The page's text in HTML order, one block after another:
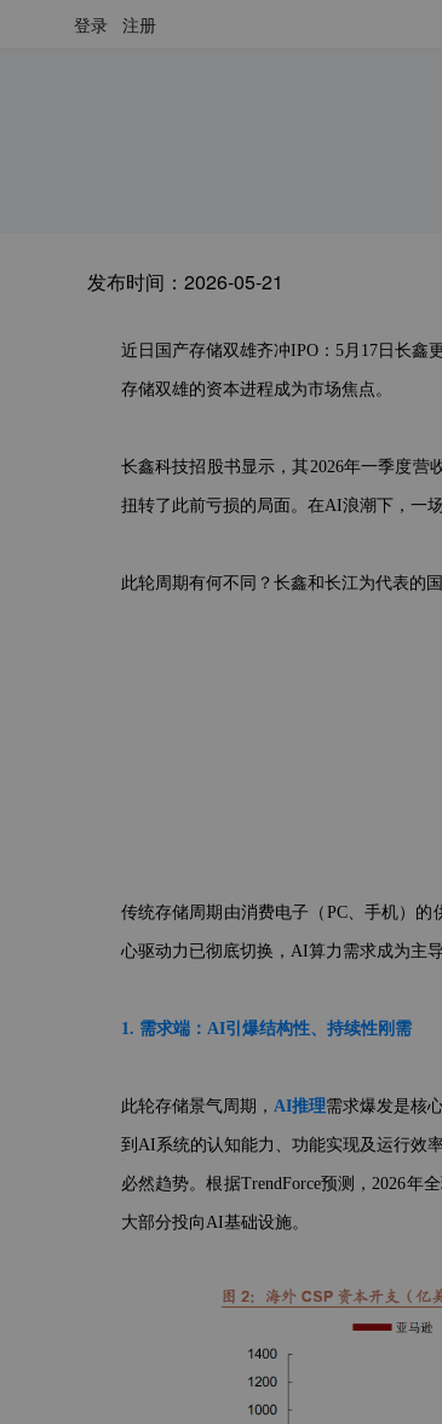
登录 注册
发布时间： 2026-05-21
近日国产存储双雄齐冲IPO：5月17日长鑫
存储双雄的资本进程成为市场焦点。
长鑫科技招股书显示，其2026年一季度营
扭转了此前亏损的局面。在AI浪潮下，一
此轮周期有何不同？长鑫和长江为代表的
传统存储周期由消费电子（PC、手机）
心驱动力已彻底切换，AI算力需求成为主
1. 需求端：AI引爆结构性、持续性刚需
此轮存储景气周期， AI推理需求爆发是核
到AI系统的认知能力、功能实现及运行效
必然趋势。根据TrendForce预测，2026年
大部分投向AI基础设施。